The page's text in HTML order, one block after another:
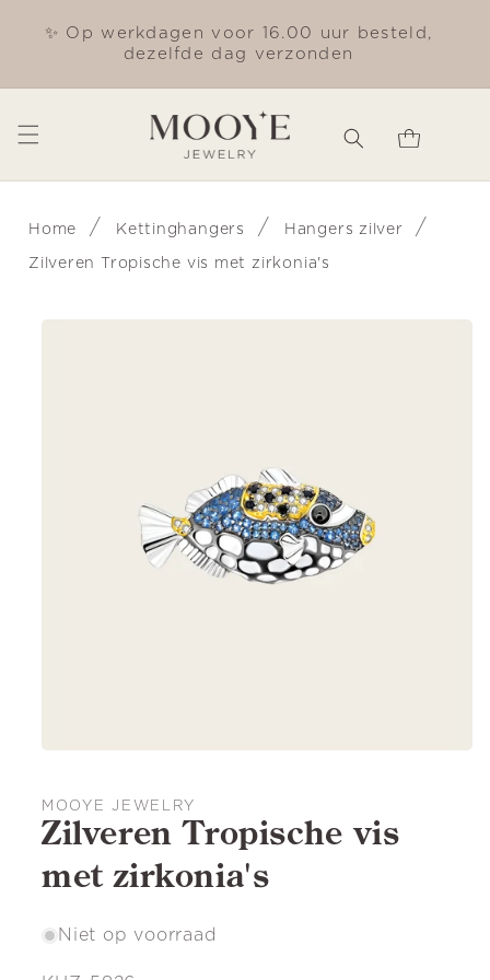
naar de
✨ Op werkdagen voor 16.00 uur besteld,
dezelfde dag verzonden
Winkelwagen
Home / Kettinghangers / Hangers zilver /
Zilveren Tropische vis met zirkonia's
MOOYE JEWELRY
Zilveren Tropische vis
met zirkonia's
Niet op voorraad